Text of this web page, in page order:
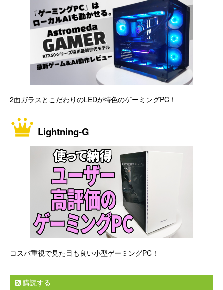
2面ガラスとこだわりのLEDが特色のゲーミングPC！
Lightning-G
コスパ重視で見た目も良い小型ゲーミングPC！
購読する